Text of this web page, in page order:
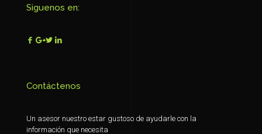
Siguenos en:
Contáctenos
Un asesor nuestro estar gustoso de ayudarle con la
información que necesita